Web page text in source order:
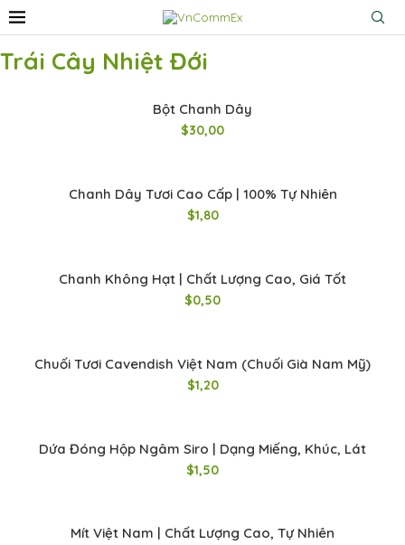
Trái Cây Nhiệt Đới
Bột Chanh Dây
$30,00
Chanh Dây Tươi Cao Cấp | 100% Tự Nhiên
$1,80
Chanh Không Hạt | Chất Lượng Cao, Giá Tốt
$0,50
Chuối Tươi Cavendish Việt Nam (Chuối Già Nam Mỹ)
$1,20
Dứa Đóng Hộp Ngâm Siro | Dạng Miếng, Khúc, Lát
$1,50
Mít Việt Nam | Chất Lượng Cao, Tự Nhiên